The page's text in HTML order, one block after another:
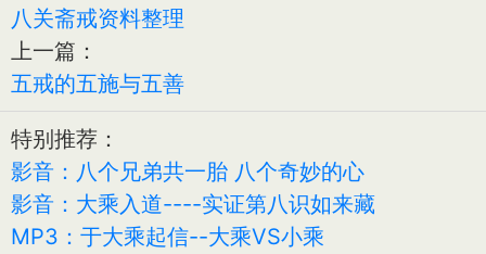
八关斋戒资料整理
上一篇：
五戒的五施与五善
特别推荐：
影音：八个兄弟共一胎 八个奇妙的心
影音：大乘入道----实证第八识如来藏
MP3：于大乘起信--大乘VS小乘